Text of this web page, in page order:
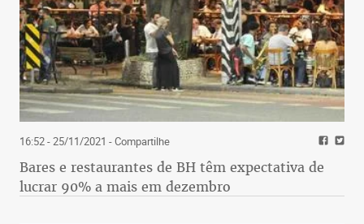
16:52 - 25/11/2021 - Compartilhe
Bares e restaurantes de BH têm expectativa de
lucrar 90% a mais em dezembro